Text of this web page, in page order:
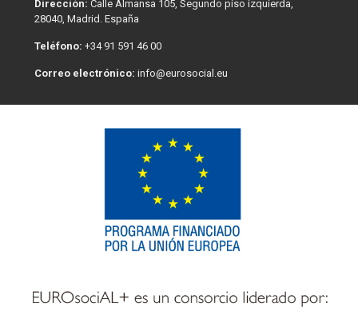
Dirección: Calle Almansa 105, Segundo piso izquierda,
28040, Madrid. España
Teléfono: +34 91 591 46 00
Correo electrónico: info@eurosocial.eu